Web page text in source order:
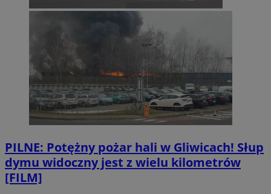
PILNE: Potężny pożar hali w Gliwicach! Słup
dymu widoczny jest z wielu kilometrów
[FILM]